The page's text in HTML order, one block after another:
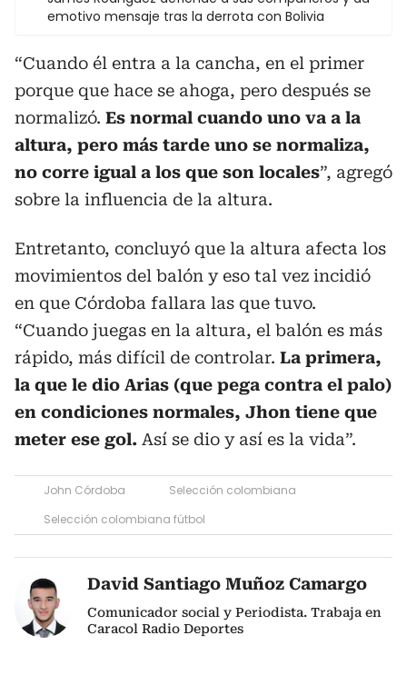
emotivo mensaje tras la derrota con Bolivia
“Cuando él entra a la cancha, en el primer
porque que hace se ahoga, pero después se
normalizó. Es normal cuando uno va a la
altura, pero más tarde uno se normaliza,
no corre igual a los que son locales”, agregó
sobre la influencia de la altura.
Entretanto, concluyó que la altura afecta los
movimientos del balón y eso tal vez incidió
en que Córdoba fallara las que tuvo.
“Cuando juegas en la altura, el balón es más
rápido, más difícil de controlar. La primera,
la que le dio Arias (que pega contra el palo)
en condiciones normales, Jhon tiene que
meter ese gol. Así se dio y así es la vida”.
John Córdoba
Selección colombiana
Selección colombiana fútbol
David Santiago Muñoz Camargo
Comunicador social y Periodista. Trabaja en
Caracol Radio Deportes